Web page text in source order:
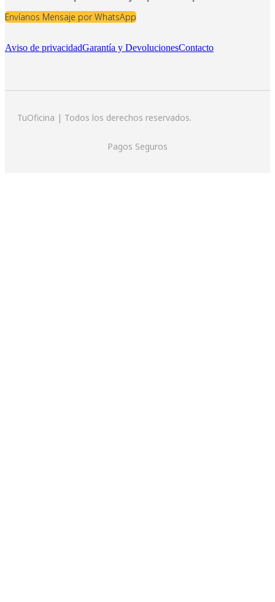
Envíanos Mensaje por WhatsApp
Aviso de privacidadGarantía y DevolucionesContacto
TuOficina | Todos los derechos reservados.
Pagos Seguros